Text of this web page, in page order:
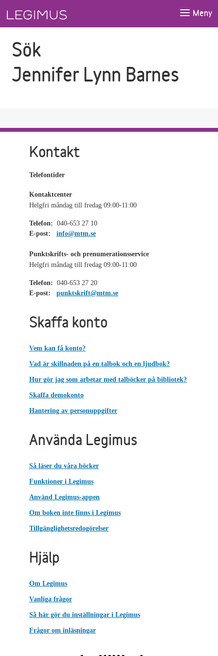
Meny
Sök
Jennifer Lynn Barnes
Kontakt
Telefontider
Kontaktcenter
Helgfri måndag till fredag 09:00-11:00
Telefon: 040-653 27 10
E-post:
info@mtm.se
Punktskrifts- och prenumerationsservice
Helgfri måndag till fredag 09:00-11:00
Telefon: 040-653 27 20
E-post:
punktskrift@mtm.se
Skaffa konto
Vem kan få konto?
Vad är skillnaden på en talbok och en ljudbok?
Hur gör jag som arbetar med talböcker på bibliotek?
Skaffa demokonto
Hantering av personuppgifter
Använda Legimus
Så läser du våra böcker
Funktioner i Legimus
Använd Legimus-appen
Om boken inte finns i Legimus
Tillgänglighetsredogörelser
Hjälp
Om Legimus
Vanliga frågor
Så här gör du inställningar i Legimus
Frågor om inläsningar